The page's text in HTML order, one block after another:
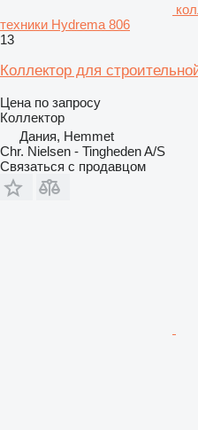
техники Hydrema 806
13
Коллектор для
Цена по запросу
Коллектор
Дания, Hemmet
Chr. Nielsen - Tingheden A/S
Связаться с продавцом